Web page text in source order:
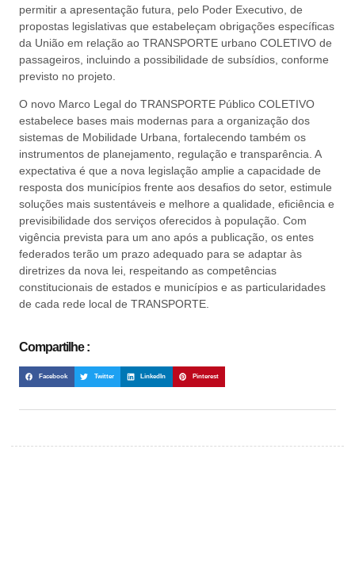
permitir a apresentação futura, pelo Poder Executivo, de
propostas legislativas que estabeleçam obrigações específicas
da União em relação ao TRANSPORTE urbano COLETIVO de
passageiros, incluindo a possibilidade de subsídios, conforme
previsto no projeto.
O novo Marco Legal do TRANSPORTE Público COLETIVO
estabelece bases mais modernas para a organização dos
sistemas de Mobilidade Urbana, fortalecendo também os
instrumentos de planejamento, regulação e transparência. A
expectativa é que a nova legislação amplie a capacidade de
resposta dos municípios frente aos desafios do setor, estimule
soluções mais sustentáveis e melhore a qualidade, eficiência e
previsibilidade dos serviços oferecidos à população. Com
vigência prevista para um ano após a publicação, os entes
federados terão um prazo adequado para se adaptar às
diretrizes da nova lei, respeitando as competências
constitucionais de estados e municípios e as particularidades
de cada rede local de TRANSPORTE.
Compartilhe :
Facebook Twitter LinkedIn Pinterest